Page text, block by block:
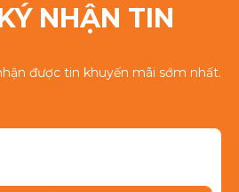
NHẬN TIN
được tin khuyến mãi sớm nhất.